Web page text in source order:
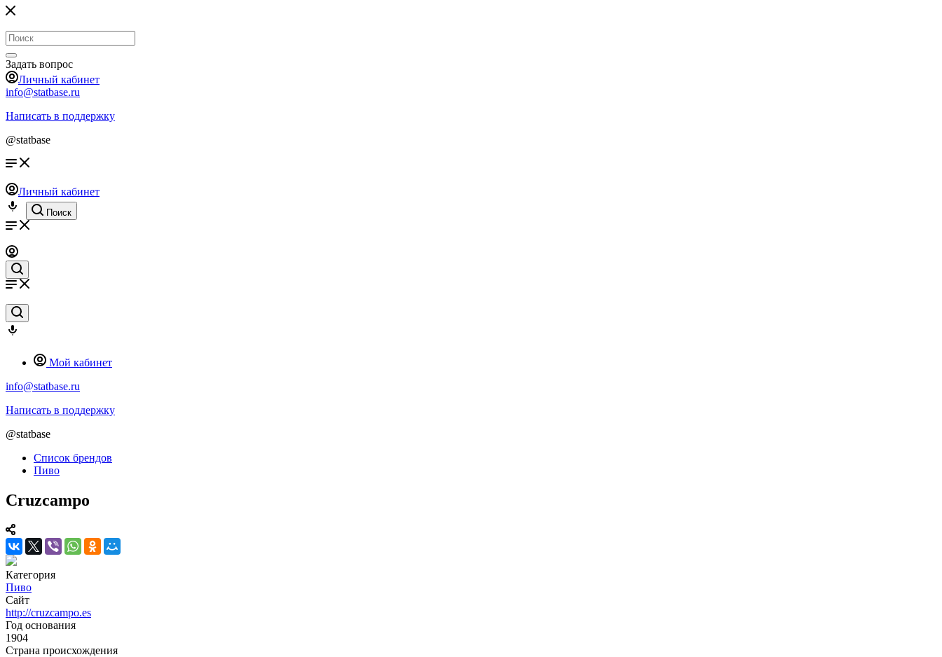
Задать вопрос
Личный кабинет
info@statbase.ru
Написать в поддержку
@statbase
Личный кабинет
Поиск
Мой кабинет
info@statbase.ru
Написать в поддержку
@statbase
Список брендов
Пиво
Cruzcampo
Категория
Пиво
Сайт
http://cruzcampo.es
Год основания
1904
Страна происхождения